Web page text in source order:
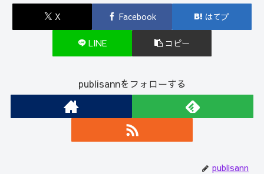
X Facebook はてブ
LINE コピー
publisannをフォローする
publisann